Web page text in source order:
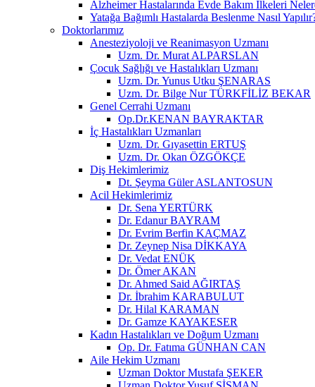
Alzheimer Hastalarında Evde Bakım İlkeleri
Yatağa Bağımlı Hastalarda Beslenme Nasıl
Doktorlarımız
Anesteziyoloji ve Reanimasyon Uzmanı
Uzm. Dr. Murat ALPARSLAN
Çocuk Sağlığı ve Hastalıkları Uzmanı
Uzm. Dr. Yunus Utku ŞENARAS
Uzm. Dr. Bilge Nur TÜRKFİLİZ BEKAR
Genel Cerrahi Uzmanı
Op.Dr.KENAN BAYRAKTAR
İç Hastalıkları Uzmanları
Uzm. Dr. Gıyasettin ERTUŞ
Uzm. Dr. Okan ÖZGÖKÇE
Diş Hekimlerimiz
Dt. Şeyma Güler ASLANTOSUN
Acil Hekimlerimiz
Dr. Sena YERTÜRK
Dr. Edanur BAYRAM
Dr. Evrim Berfin KAÇMAZ
Dr. Zeynep Nisa DİKKAYA
Dr. Vedat ENÜK
Dr. Ömer AKAN
Dr. Ahmed Said AĞIRTAŞ
Dr. İbrahim KARABULUT
Dr. Hilal KARAMAN
Dr. Gamze KAYAKESER
Kadın Hastalıkları ve Doğum Uzmanı
Op. Dr. Fatıma GÜNHAN CAN
Aile Hekim Uzmanı
Uzman Doktor Mustafa ŞEKER